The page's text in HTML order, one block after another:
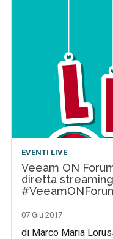
EVENTI LIVE
Veeam ON
diretta
07 Giu 2017
di Marco Maria